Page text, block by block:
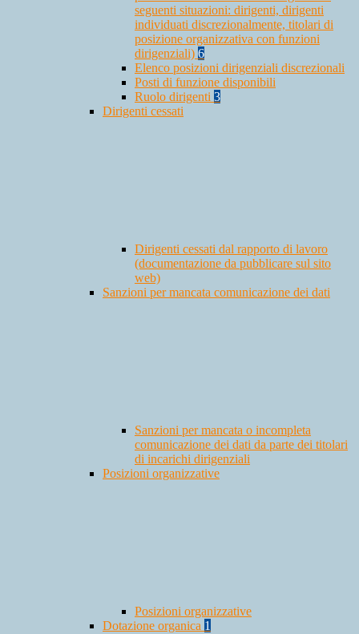
seguenti situazioni: dirigenti, dirigenti
individuati discrezionalmente, titolari di
posizione organizzativa con funzioni
dirigenziali) 6
Elenco posizioni dirigenziali discrezionali
Posti di funzione disponibili
Ruolo dirigenti 3
Dirigenti cessati
Dirigenti cessati dal rapporto di lavoro
(documentazione da pubblicare sul sito
web)
Sanzioni per mancata comunicazione dei dati
Sanzioni per mancata o incompleta
comunicazione dei dati da parte dei titolari
di incarichi dirigenziali
Posizioni organizzative
Posizioni organizzative
Dotazione organica 1